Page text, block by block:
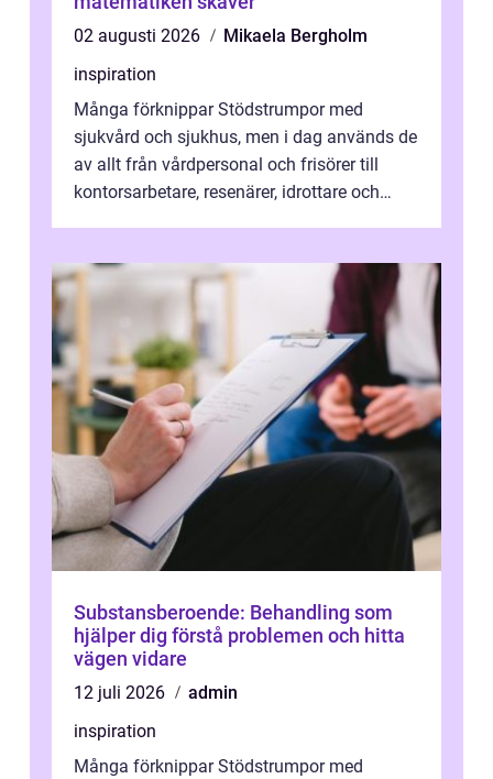
02 augusti 2026
Mikaela Bergholm
inspiration
Många förknippar Stödstrumpor med
sjukvård och sjukhus, men i dag används de
av allt från vårdpersonal och frisörer till
kontorsarbetare, resenärer, idrottare och
Substansberoende: Behandling som
hjälper dig förstå problemen och hitta
vägen vidare
12 juli 2026
admin
inspiration
Många förknippar Stödstrumpor med